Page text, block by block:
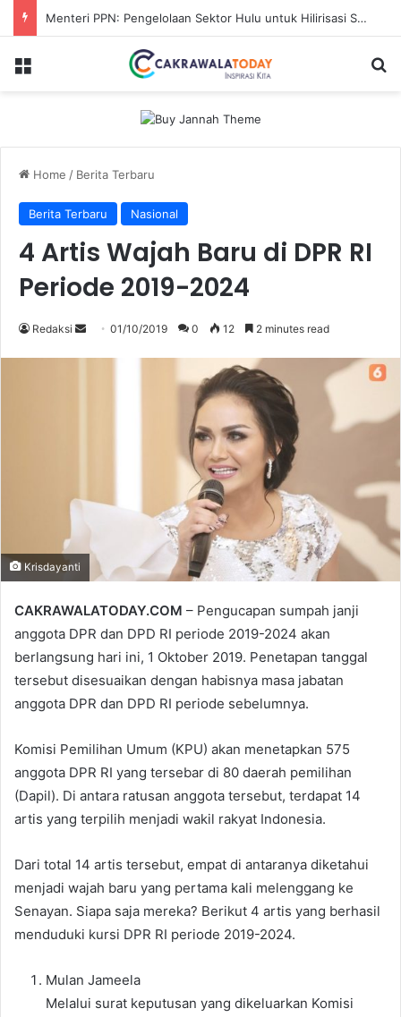
Menteri PPN: Pengelolaan Sektor Hulu untuk Hilirisasi Sawit
Menu
Home / Berita Terbaru
Berita Terbaru Nasional
4 Artis Wajah Baru di DPR RI
Periode 2019-2024
Redaksi
Send01/10/2019 0 12 2 minutes read
Krisdayanti
CAKRAWALATODAY.COM – Pengucapan sumpah janji
anggota DPR dan DPD RI periode 2019-2024 akan
berlangsung hari ini, 1 Oktober 2019. Penetapan tanggal
tersebut disesuaikan dengan habisnya masa jabatan
anggota DPR dan DPD RI periode sebelumnya.
Komisi Pemilihan Umum (KPU) akan menetapkan 575
anggota DPR RI yang tersebar di 80 daerah pemilihan
(Dapil). Di antara ratusan anggota tersebut, terdapat 14
artis yang terpilih menjadi wakil rakyat Indonesia.
Dari total 14 artis tersebut, empat di antaranya diketahui
menjadi wajah baru yang pertama kali melenggang ke
Senayan. Siapa saja mereka? Berikut 4 artis yang berhasil
menduduki kursi DPR RI periode 2019-2024.
Mulan Jameela
Melalui surat keputusan yang dikeluarkan Komisi